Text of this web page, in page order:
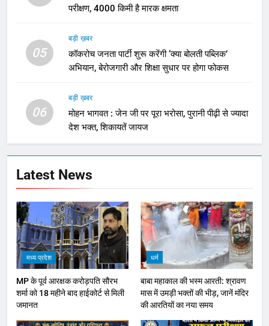
परीक्षण, 4000 किमी है मारक क्षमता
05
बड़ी ख़बर
कॉकरोच जनता पार्टी शुरू करेंगी ‘क्या बोलती पब्लिक’
अभियान, बेरोजगारी और शिक्षा सुधार पर होगा फोकस
06
बड़ी ख़बर
मोहन भागवत : जेन जी पर पूरा भरोसा, पुरानी पीढ़ी से ज्यादा
देश भक्त, शिकायतें जायज
Latest News
मध्य प्रदेश
MP के पूर्व आरक्षक करोड़पति सौरभ
शर्मा को 18 महीने बाद हाईकोर्ट से मिली
जमानत
धर्म
बाबा महाकाल की भस्म आरती: श्रावण
मास में उमड़ी भक्तों की भीड़, जानें मंदिर
की आरतियों का नया समय